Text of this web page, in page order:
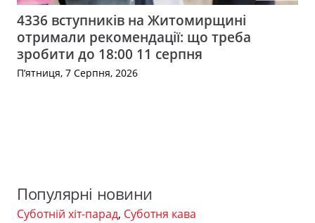
4336 вступників на Житомирщині
отримали рекомендації: що треба
зробити до 18:00 11 серпня
П’ятниця, 7 Серпня, 2026
Популярні новини
Суботній хіт-парад, Суботня кава